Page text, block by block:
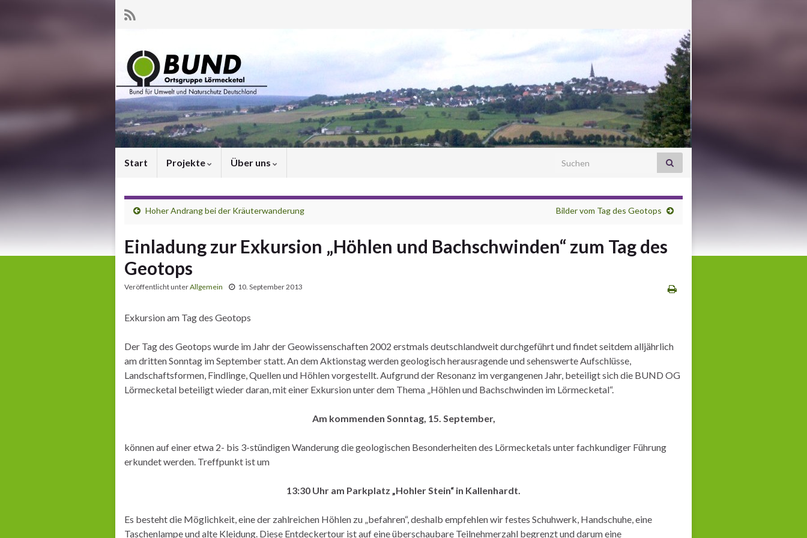
Start Projekte Über uns Search for:
Hoher Andrang bei der Kräuterwanderung Bilder vom Tag des Geotops
Einladung zur Exkursion „Höhlen und Bachschwinden“ zum Tag des
Geotops
Veröffentlicht unterAllgemein 10. September 2013
Exkursion am Tag des Geotops
Der Tag des Geotops wurde im Jahr der Geowissenschaften 2002 erstmals deutschlandweit durchgeführt und findet seitdem alljährlich
am dritten Sonntag im September statt. An dem Aktionstag werden geologisch herausragende und sehenswerte Aufschlüsse,
Landschaftsformen, Findlinge, Quellen und Höhlen vorgestellt. Aufgrund der Resonanz im vergangenen Jahr, beteiligt sich die BUND OG
Lörmecketal beteiligt wieder daran, mit einer Exkursion unter dem Thema „Höhlen und Bachschwinden im Lörmecketal“.
Am kommenden Sonntag, 15. September,
können auf einer etwa 2- bis 3-stündigen Wanderung die geologischen Besonderheiten des Lörmecketals unter fachkundiger Führung
erkundet werden. Treffpunkt ist um
13:30 Uhr am Parkplatz „Hohler Stein“ in Kallenhardt.
Es besteht die Möglichkeit, eine der zahlreichen Höhlen zu „befahren“, deshalb empfehlen wir festes Schuhwerk, Handschuhe, eine
Taschenlampe und alte Kleidung. Diese Entdeckertour ist auf eine überschaubare Teilnehmerzahl begrenzt und darum eine